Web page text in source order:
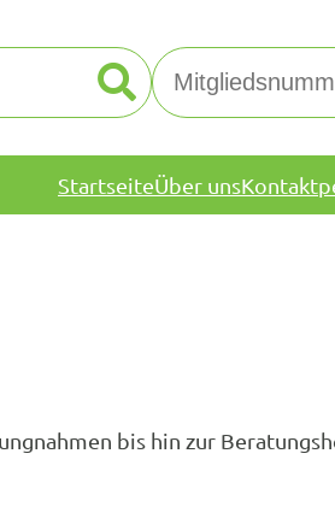
StartseiteÜber uns
bis hin zur